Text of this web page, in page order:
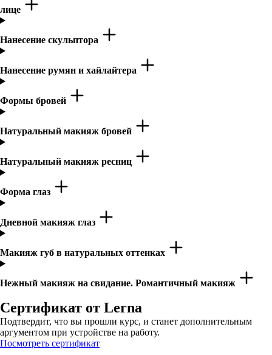
лице
Нанесение скульптора
Нанесение румян и хайлайтера
Формы бровей
Натуральный макияж бровей
Натуральный макияж ресниц
Форма глаз
Дневной макияж глаз
Макияж губ в натуральных оттенках
Нежный макияж на свидание. Романтичный макияж
Сертификат от Lerna
Подтвердит, что вы прошли курс, и станет дополнительным
аргументом при устройстве на работу.
Посмотреть сертификат